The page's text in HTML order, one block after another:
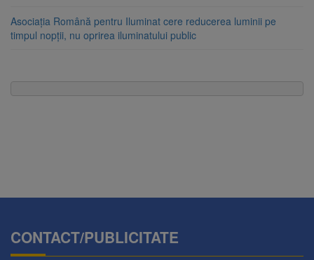
Asociația Română pentru Iluminat cere reducerea luminii pe
timpul nopții, nu oprirea iluminatului public
CONTACT/PUBLICITATE